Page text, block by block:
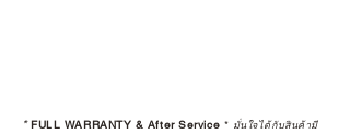
*FULL WARRANTY & After Service * มั่นใจได้กับสินค้ามี